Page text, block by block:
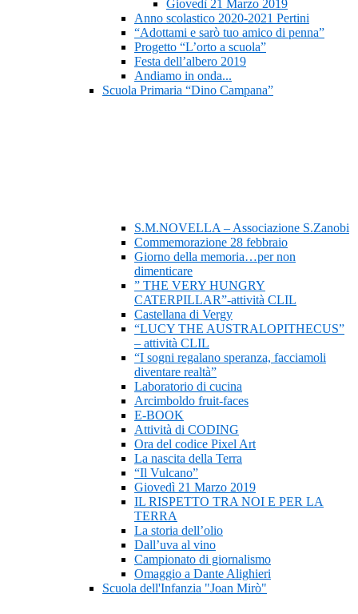
Giovedì 21 Marzo 2019
Anno scolastico 2020-2021 Pertini
“Adottami e sarò tuo amico di penna”
Progetto “L’orto a scuola”
Festa dell’albero 2019
Andiamo in onda...
Scuola Primaria “Dino Campana”
S.M.NOVELLA – Associazione S.Zanobi
Commemorazione 28 febbraio
Giorno della memoria…per non
dimenticare
” THE VERY HUNGRY
CATERPILLAR”-attività CLIL
Castellana di Vergy
“LUCY THE AUSTRALOPITHECUS”
– attività CLIL
“I sogni regalano speranza, facciamoli
diventare realtà”
Laboratorio di cucina
Arcimboldo fruit-faces
E-BOOK
Attività di CODING
Ora del codice Pixel Art
La nascita della Terra
“Il Vulcano”
Giovedì 21 Marzo 2019
IL RISPETTO TRA NOI E PER LA
TERRA
La storia dell’olio
Dall’uva al vino
Campionato di giornalismo
Omaggio a Dante Alighieri
Scuola dell'Infanzia "Joan Mirò"